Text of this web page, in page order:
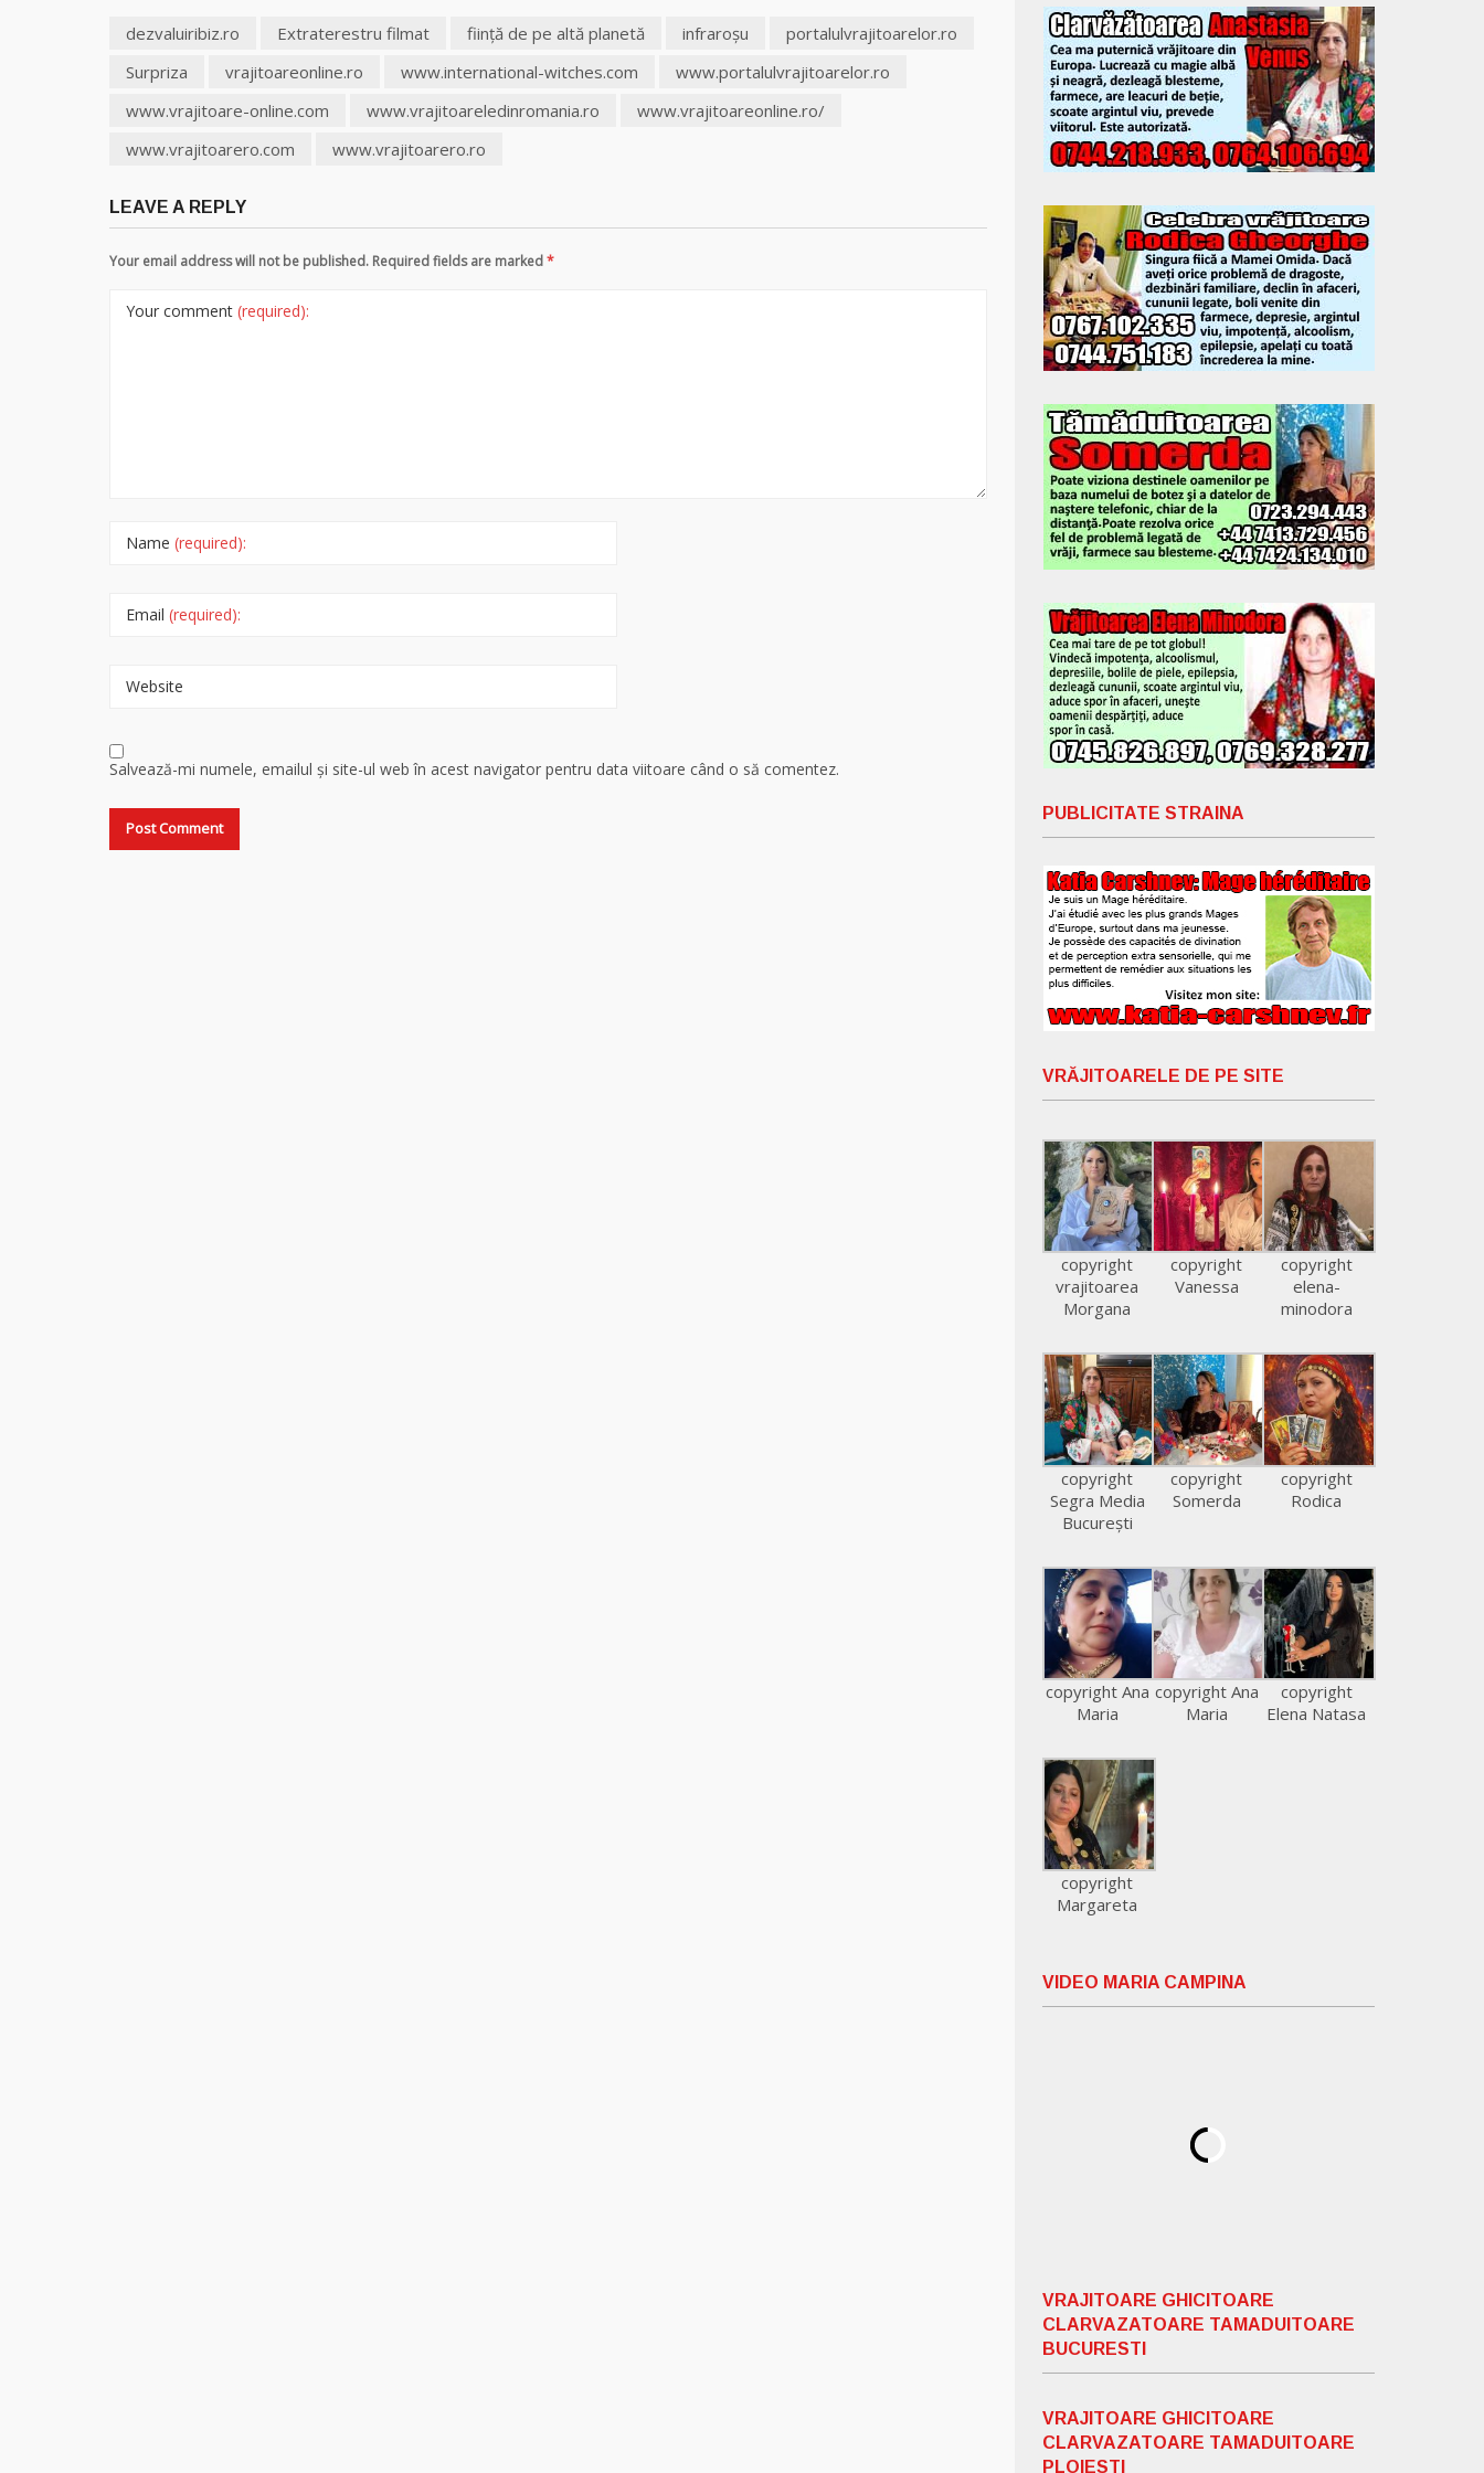
dezvaluiribiz.ro Extraterestru filmat fiinţă de pe altă planetă infraroşu
portalulvrajitoarelor.ro
Surpriza
vrajitoareonline.ro www.international-witches.com
www.portalulvrajitoarelor.ro
www.vrajitoare-online.com
www.vrajitoareledinromania.ro
www.vrajitoareonline.ro/
www.vrajitoarero.com
www.vrajitoarero.ro
LEAVE A REPLY
Your email address will not be published. Required fields are marked*
Your comment (required):
Name (required):
Email (required):
Website
Salvează-mi numele, emailul și site-ul web în acest navigator pentru data viitoare când o să comentez.
PUBLICITATE STRAINA
VRĂJITOARELE DE PE SITE
copyright
vrajitoarea
Morgana
copyright
Vanessa
copyright
elena-
minodora
copyright
Segra Media
București
copyright
Somerda
copyright
Rodica
copyright Ana
Maria
copyright Ana
Maria
copyright
Elena Natasa
copyright
Margareta
VIDEO MARIA CAMPINA
VRAJITOARE GHICITOARE
CLARVAZATOARE TAMADUITOARE
BUCURESTI
VRAJITOARE GHICITOARE
CLARVAZATOARE TAMADUITOARE
PLOIESTI